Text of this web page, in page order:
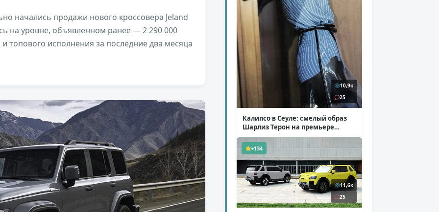
начались продажи нового кроссовера Jeland
на уровне, объявленном ранее — 2 290 000
топового исполнения за последние два месяца
10,9к
25
Калипсо в Сеуле: смелый образ
Шарлиз Терон на премьере
«Одиссеи»( 6 фото )
+134
11,6к
25